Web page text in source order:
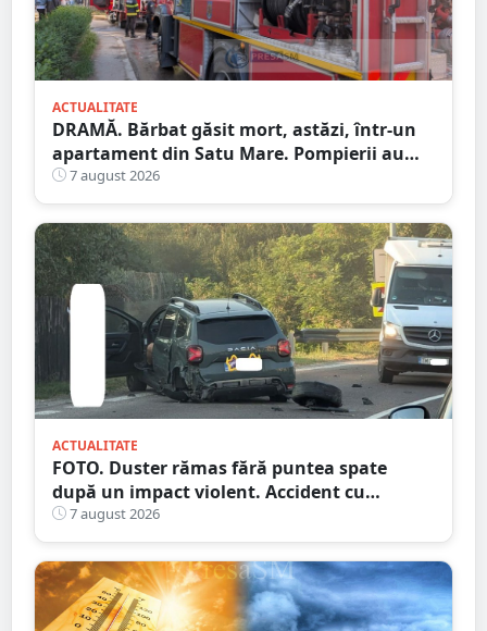
ACTUALITATE
DRAMĂ. Bărbat găsit mort, astăzi, într-un
apartament din Satu Mare. Pompierii au
spart ușa
7 august 2026
ACTUALITATE
FOTO. Duster rămas fără puntea spate
după un impact violent. Accident cu
implicarea unei mașini din Satu Mare
7 august 2026